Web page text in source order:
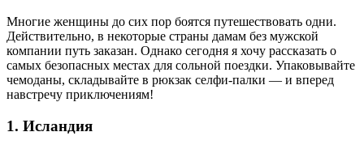
Многие женщины до сих пор боятся путешествовать одни.
Действительно, в некоторые страны дамам без мужской
компании путь заказан. Однако сегодня я хочу рассказать о
самых безопасных местах для сольной поездки. Упаковывайте
чемоданы, складывайте в рюкзак селфи-палки — и вперед
навстречу приключениям!
1. Исландия